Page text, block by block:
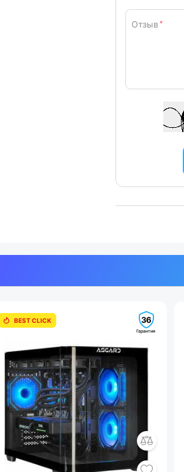
Отзыв *
BEST CLICK 36
Гарантия